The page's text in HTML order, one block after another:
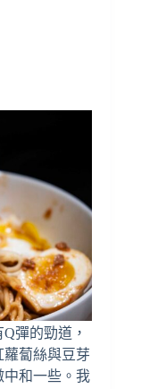
彈的勁道，
蔔絲與豆芽
中和一些。我